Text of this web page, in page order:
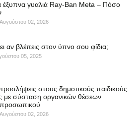
έξυπνα γυαλιά Ray-Ban Meta – Πόσο
Αυγούστου 02, 2026
αν βλέπεις στον ύπνο σου φίδια;
05, 2025
στους δημοτικούς παιδικούς
με σύσταση οργανικών θέσεων
προσωπικού
Αυγούστου 02, 2026